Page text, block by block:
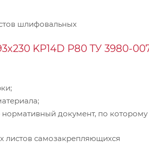
шлифовальных
KP14D Р80 ТУ 3980-
нормативный документ, по которому
самозакрепляющихся